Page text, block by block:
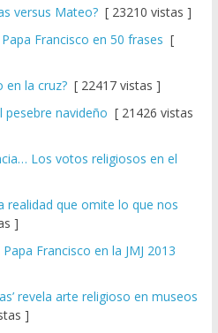
versus Mateo?[ 23210 vistas ]
Francisco en 50 frases [
en la cruz?[ 22417 vistas ]
pesebre navideño [ 21426 vistas
Los votos religiosos en el
realidad que omite lo que nos
]
Francisco en la JMJ 2013
revela arte religioso en museos
]